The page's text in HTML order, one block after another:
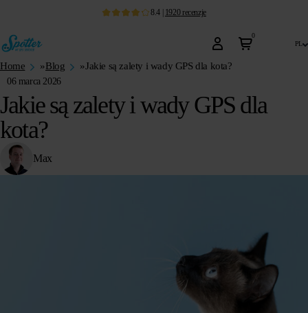
8.4 | 1920 recenzje
0
pl
Home »Blog »Jakie są zalety i wady GPS dla kota?
06 marca 2026
Jakie są zalety i wady GPS dla
kota?
Max